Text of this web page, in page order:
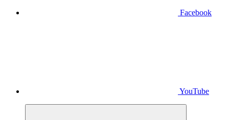
Facebook
YouTube